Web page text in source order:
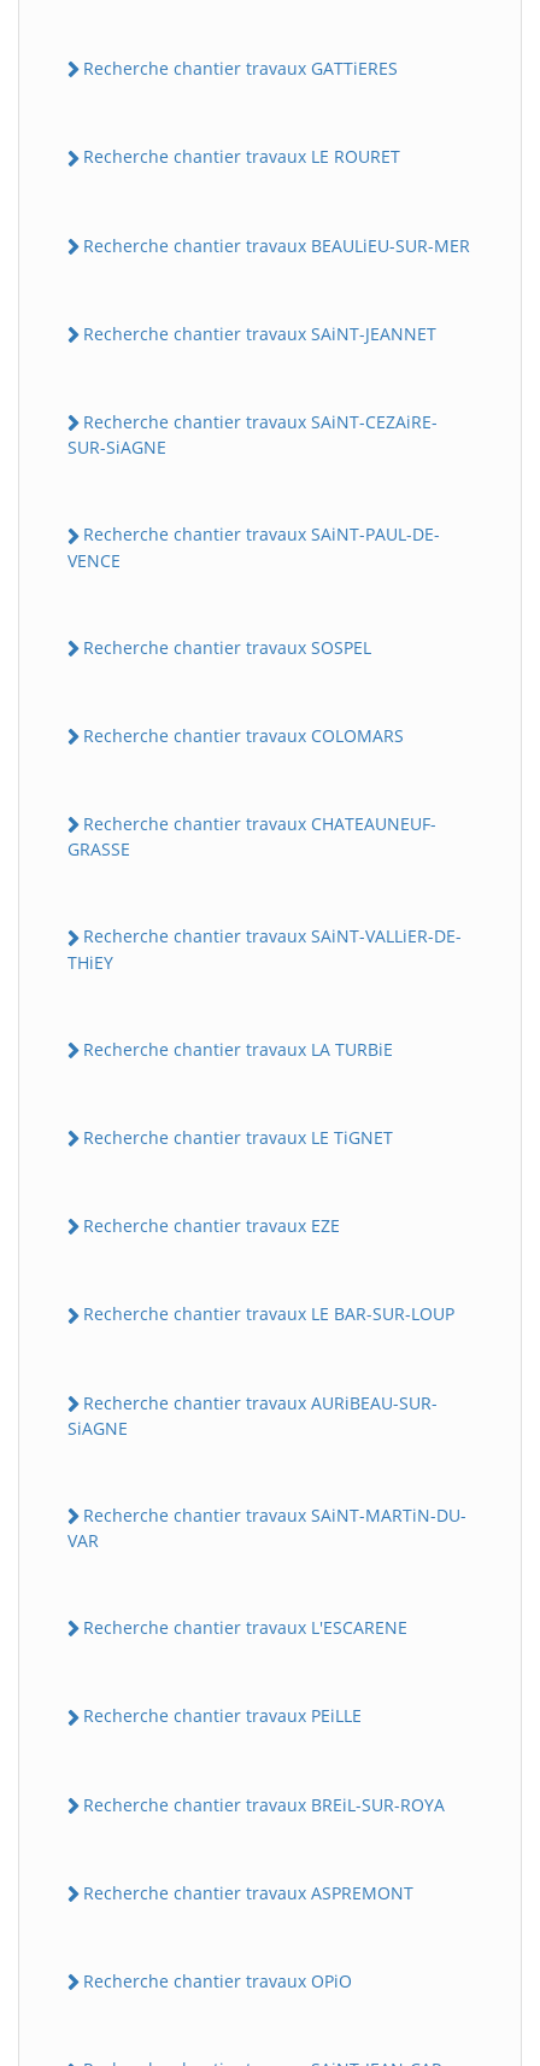
Recherche chantier travaux GATTiERES
Recherche chantier travaux LE ROURET
Recherche chantier travaux BEAULiEU-SUR-MER
Recherche chantier travaux SAiNT-JEANNET
Recherche chantier travaux SAiNT-CEZAiRE-
SUR-SiAGNE
Recherche chantier travaux SAiNT-PAUL-DE-
VENCE
Recherche chantier travaux SOSPEL
Recherche chantier travaux COLOMARS
Recherche chantier travaux CHATEAUNEUF-
GRASSE
Recherche chantier travaux SAiNT-VALLiER-DE-
THiEY
Recherche chantier travaux LA TURBiE
Recherche chantier travaux LE TiGNET
Recherche chantier travaux EZE
Recherche chantier travaux LE BAR-SUR-LOUP
Recherche chantier travaux AURiBEAU-SUR-
SiAGNE
Recherche chantier travaux SAiNT-MARTiN-DU-
VAR
Recherche chantier travaux L'ESCARENE
Recherche chantier travaux PEiLLE
Recherche chantier travaux BREiL-SUR-ROYA
Recherche chantier travaux ASPREMONT
Recherche chantier travaux OPiO